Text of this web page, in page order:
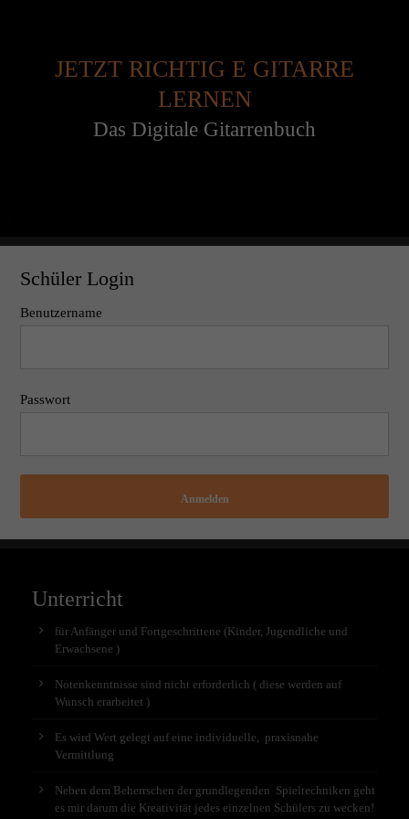
JETZT RICHTIG E GITARRE
LERNEN
Das Digitale Gitarrenbuch
Schüler Login
Benutzername
Passwort
Anmelden
Unterricht
für Anfänger und Fortgeschrittene (Kinder, Jugendliche und
Erwachsene )
Notenkenntnisse sind nicht erforderlich ( diese werden auf
Wunsch erarbeitet )
Es wird Wert gelegt auf eine individuelle, praxisnahe
Vermittlung
Neben dem Beherrschen der grundlegenden Spieltechniken geht
es mir darum die Kreativität jedes einzelnen Schülers zu wecken!